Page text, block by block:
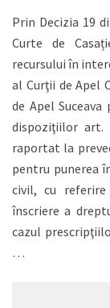
Prin Decizia 19
Curte de
recursului în
al Curţii de Apel
de Apel
dispoziţiilor art.
raportat la
pentru punerea
civil, cu referire
înscriere a
cazul
…